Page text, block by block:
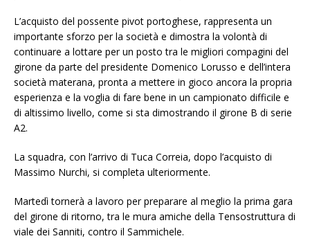
L’acquisto del possente pivot portoghese, rappresenta un
importante sforzo per la società e dimostra la volontà di
continuare a lottare per un posto tra le migliori compagini del
girone da parte del presidente Domenico Lorusso e dell’intera
società materana, pronta a mettere in gioco ancora la propria
esperienza e la voglia di fare bene in un campionato difficile e
di altissimo livello, come si sta dimostrando il girone B di serie
A2.
La squadra, con l’arrivo di Tuca Correia, dopo l’acquisto di
Massimo Nurchi, si completa ulteriormente.
Martedì tornerà a lavoro per preparare al meglio la prima gara
del girone di ritorno, tra le mura amiche della Tensostruttura di
viale dei Sanniti, contro il Sammichele.